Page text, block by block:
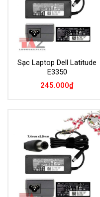
Sạc Laptop Dell Latitude
E3350
245.000₫
Add to
Wishlist